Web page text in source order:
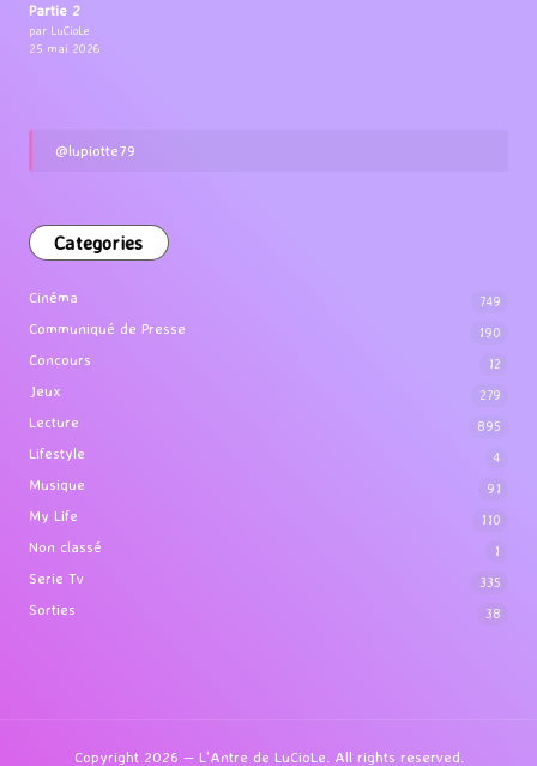
Partie 2
par LuCioLe
25 mai 2026
@lupiotte79
Categories
Cinéma 749
Communiqué de Presse 190
Concours 12
Jeux 279
Lecture 895
Lifestyle 4
Musique 91
My Life 110
Non classé 1
Serie Tv 335
Sorties 38
Copyright 2026 — L'Antre de LuCioLe. All rights reserved.